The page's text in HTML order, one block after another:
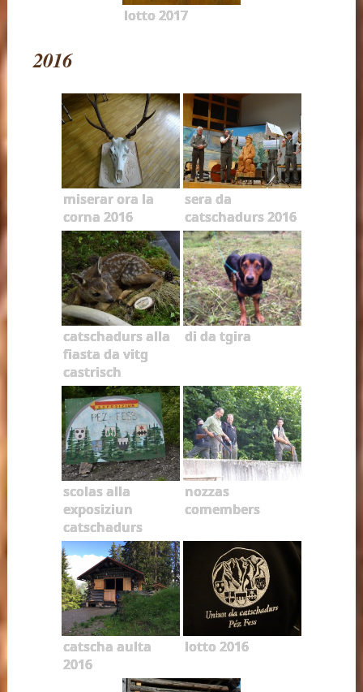
lotto 2017
2016
miserar ora la
corna 2016
sera da
catschadurs 2016
catschadurs alla
fiasta da vitg
castrisch
di da tgira
scolas alla
exposiziun
catschadurs
nozzas
comembers
catscha aulta
2016
lotto 2016